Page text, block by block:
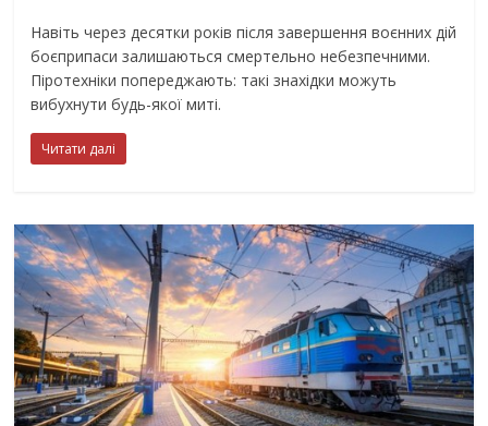
Навіть через десятки років після завершення воєнних дій
боєприпаси залишаються смертельно небезпечними.
Піротехніки попереджають: такі знахідки можуть
вибухнути будь-якої миті.
Читати далі